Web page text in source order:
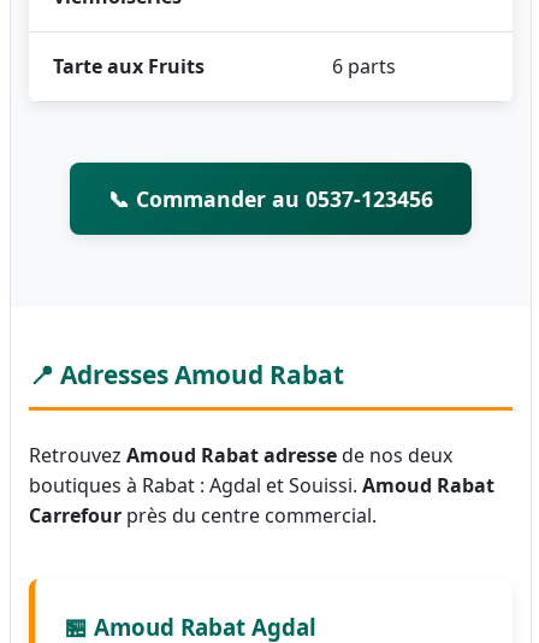
Tarte aux Fruits 6 parts
📞 Commander au 0537-123456
📍 Adresses Amoud Rabat
Retrouvez Amoud Rabat adressede nos deux
boutiques à Rabat : Agdal et Souissi. Amoud Rabat
Carrefour près du centre commercial.
🏪 Amoud Rabat Agdal